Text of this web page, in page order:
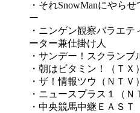
・それSnowManにやら
ー
・ニンゲン観察バラエ
ーター兼仕掛け人
・サンデー！スクラン
・朝はビタミン！（ＴＸ
・ザ！情報ツウ（ＮＴＶ
・ニュースプラス１（Ｎ
・中央競馬中継ＥＡＳ